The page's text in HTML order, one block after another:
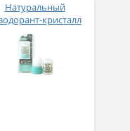
Натуральный
кристалл
Deonatulle